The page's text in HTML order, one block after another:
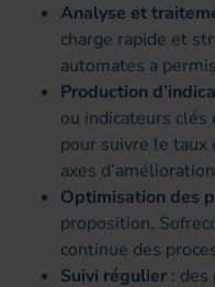
Analyse et
charge rapide et
automates a
Production
ou indicateurs
pour suivre le taux
axes
Optimisation des
proposition,
continue des
Suivi régulier :